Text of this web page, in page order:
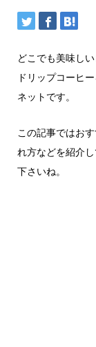
どこでも美味し
ドリップコーヒ
ネットです。
この記事ではお
れ方などを紹介
下さいね。